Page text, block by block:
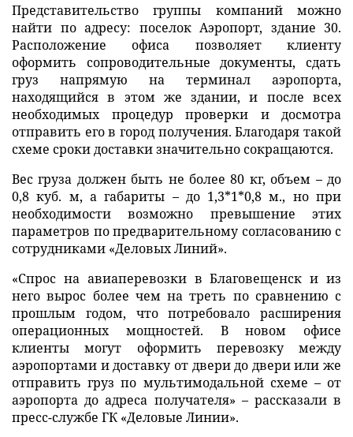
Представительство группы компаний можно
найти по адресу: поселок Аэропорт, здание 30.
Расположение офиса позволяет клиенту
оформить сопроводительные документы, сдать
груз напрямую на терминал аэропорта,
находящийся в этом же здании, и после всех
необходимых процедур проверки и досмотра
отправить его в город получения. Благодаря такой
схеме сроки доставки значительно сокращаются.
Вес груза должен быть не более 80 кг, объем – до
0,8 куб. м, а габариты – до 1,3*1*0,8 м., но при
необходимости возможно превышение этих
параметров по предварительному согласованию с
сотрудниками «Деловых Линий».
«Спрос на авиаперевозки в Благовещенск и из
него вырос более чем на треть по сравнению с
прошлым годом, что потребовало расширения
операционных мощностей. В новом офисе
клиенты могут оформить перевозку между
аэропортами и доставку от двери до двери или же
отправить груз по мультимодальной схеме – от
аэропорта до адреса получателя» – рассказали в
пресс-службе ГК «Деловые Линии».